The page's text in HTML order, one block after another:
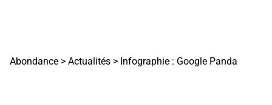
Abondance > Actualités > Infographie : Google Panda